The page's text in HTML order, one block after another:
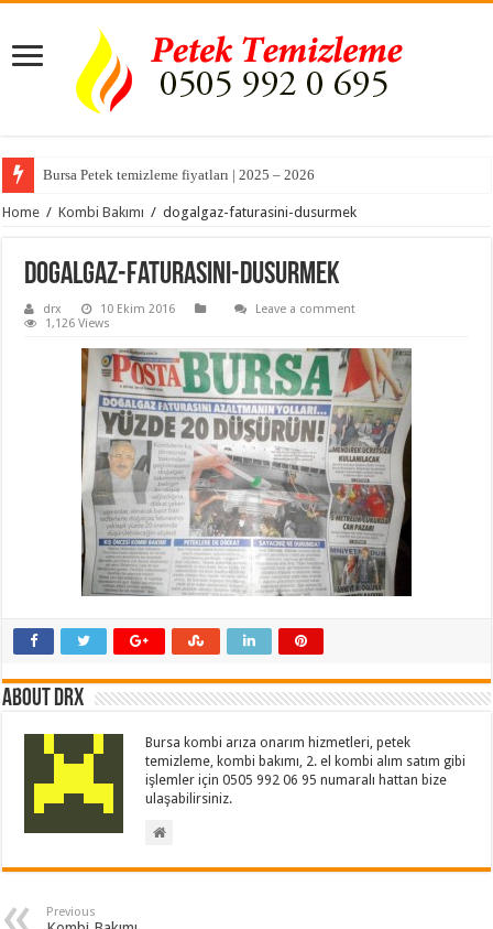
Bursa Petek temizleme fiyatları | 2025 – 2026
Home / Kombi Bakımı / dogalgaz-faturasini-dusurmek
dogalgaz-faturasini-dusurmek
drx 10 Ekim 2016
Leave a comment
1,126 Views
About drx
Bursa kombi arıza onarım hizmetleri, petek
temizleme, kombi bakımı, 2. el kombi alım satım gibi
işlemler için 0505 992 06 95 numaralı hattan bize
ulaşabilirsiniz.
Previous